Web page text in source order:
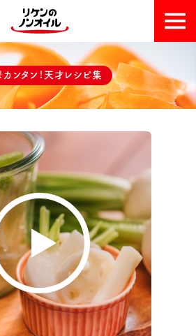
カンタン！天才レシピ集